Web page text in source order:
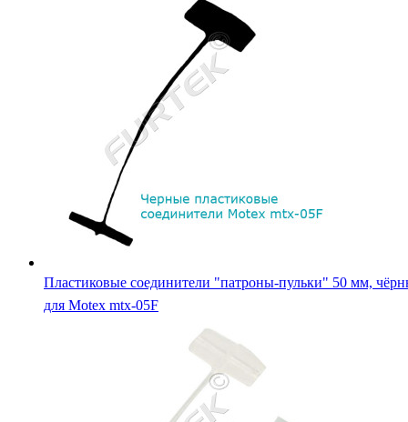
Пластиковые соединители "патроны-пульки" 50 мм,
для Motex mtx-05F